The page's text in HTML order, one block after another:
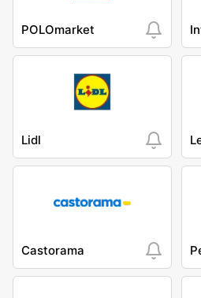
POLOmarket
Lidl
Castorama